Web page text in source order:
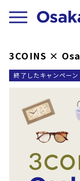
3COINS ×
終了したキャンペーン